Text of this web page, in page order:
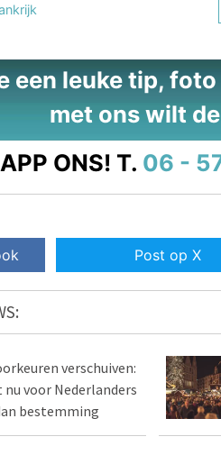
een leuke tip,
met ons wilt
APP ONS! T. 06 -
Post op X
verschuiven:
voor Nederlanders
bestemming